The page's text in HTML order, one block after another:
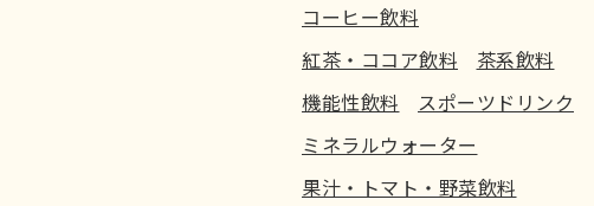
コーヒー飲料
紅茶・ココア飲料
茶系飲料
機能性飲料
スポーツドリンク
ミネラルウォーター
果汁・トマト・野菜飲料